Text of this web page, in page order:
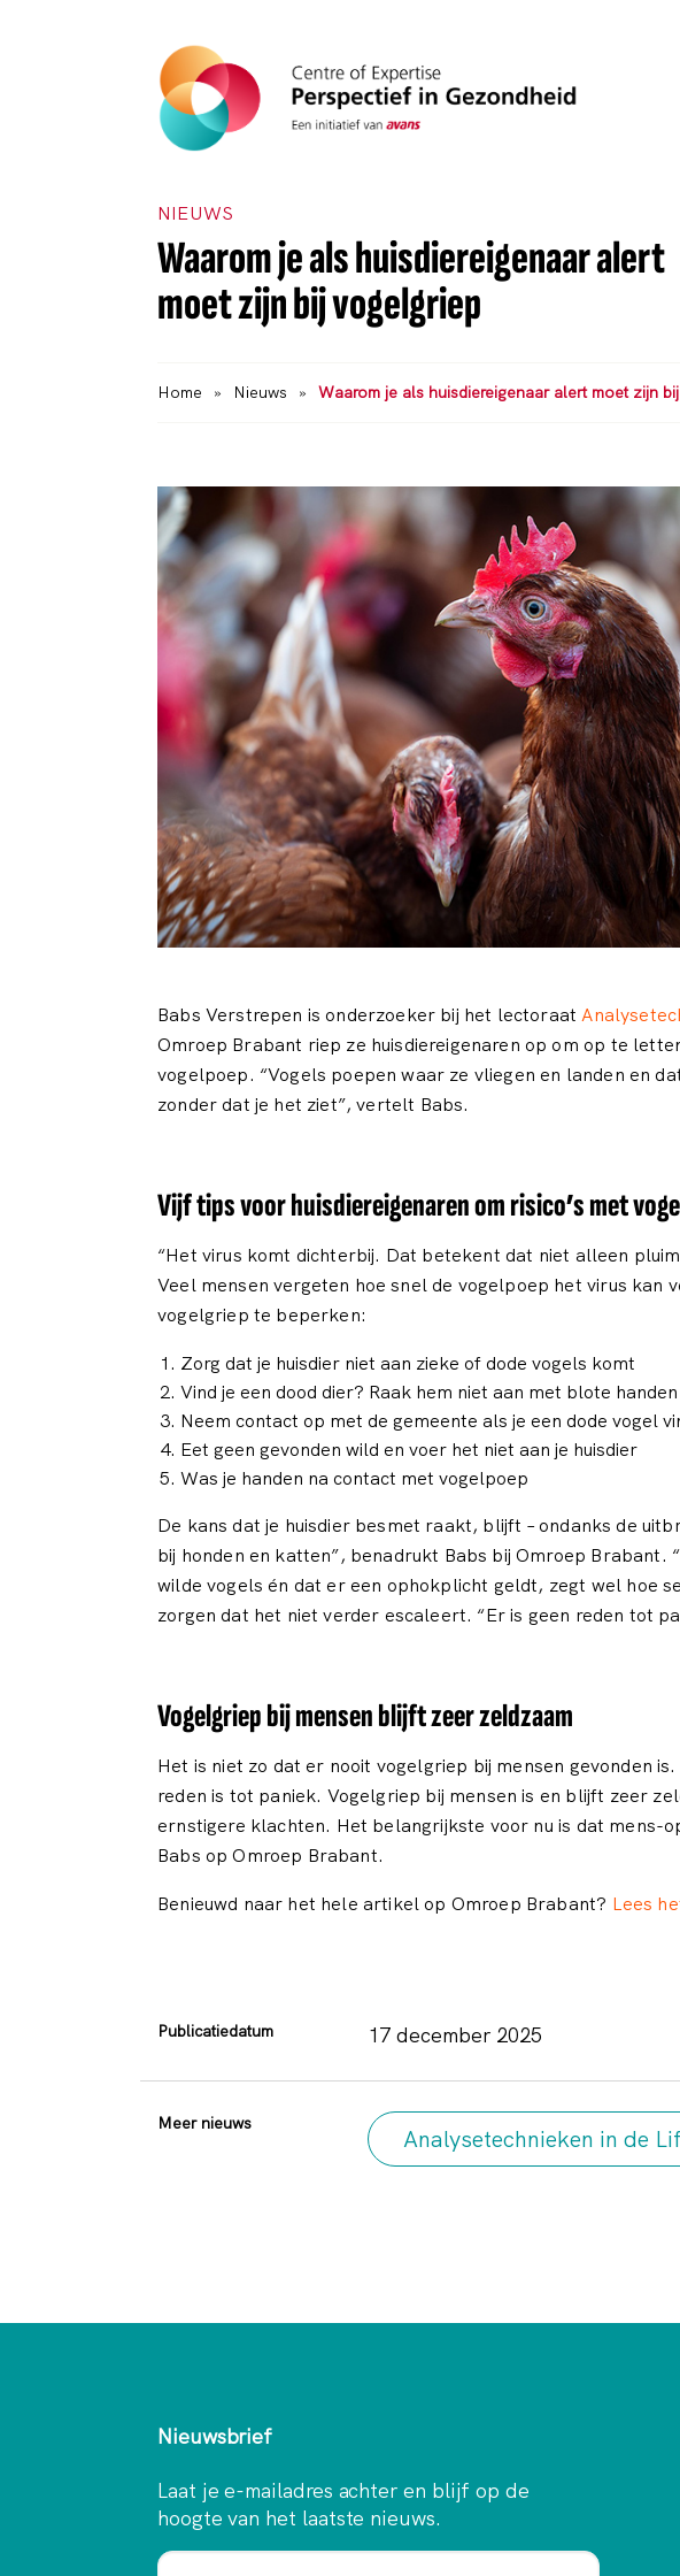
NIEUWS
Waarom je als huisdiereigenaar alert
moet zijn bij vogelgriep
Home » Nieuws » Waarom je als huisdiereigenaar alert moet zijn
Babs Verstrepen is onderzoeker bij het lectoraat
Omroep Brabant riep ze huisdiereigenaren op om op te
vogelpoep. “Vogels poepen waar ze vliegen en landen en
zonder dat je het ziet”, vertelt Babs.
Vijf tips voor huisdiereigenaren om risico’s met
“Het virus komt dichterbij. Dat betekent dat niet alleen
Veel mensen vergeten hoe snel de vogelpoep het virus kan
vogelgriep te beperken:
Zorg dat je huisdier niet aan zieke of dode vogels komt
Vind je een dood dier? Raak hem niet aan met blote handen
Neem contact op met de gemeente als je een dode vogel
Eet geen gevonden wild en voer het niet aan je huisdier
Was je handen na contact met vogelpoep
De kans dat je huisdier besmet raakt, blijft – ondanks de
bij honden en katten”, benadrukt Babs bij Omroep
wilde vogels én dat er een ophokplicht geldt, zegt wel hoe
zorgen dat het niet verder escaleert. “Er is geen reden tot
Vogelgriep bij mensen blijft zeer zeldzaam
Het is niet zo dat er nooit vogelgriep bij mensen gevonden
reden is tot paniek. Vogelgriep bij mensen is en blijft zeer
ernstigere klachten. Het belangrijkste voor nu is dat mens-
Babs op Omroep Brabant.
Benieuwd naar het hele artikel op Omroep Brabant? Lees
Publicatiedatum 17 december 2025
Meer nieuws
Analysetechnieken in de
Nieuwsbrief
Laat je e-mailadres achter en blijf op de
hoogte van het laatste nieuws.